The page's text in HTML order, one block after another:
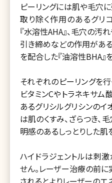
ピーリングには肌や毛穴
取り除く作用のあるグ
『水溶性AHA』、毛穴の汚
引き締めなどの作用があ
を配合した『油溶性BHA』
それぞれのピーリングを
ビタミンCやトラネキサ
あるグリシルグリシンの
は肌のくすみ、ざらつき
明感のあるしっとりした肌
ハイドラジェントルは刺
せん。レーザー治療の前